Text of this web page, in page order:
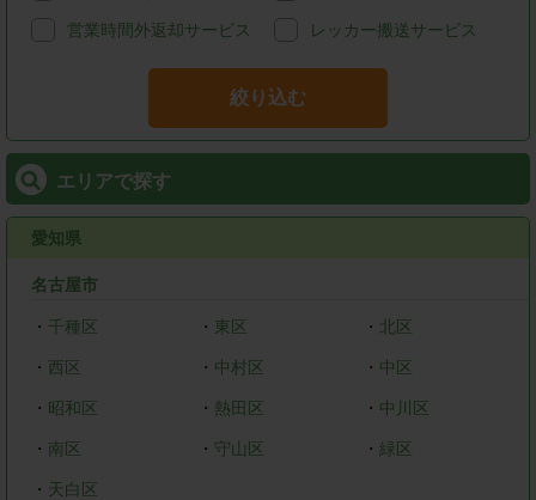
営業時間外返却サービス レッカー搬送サービス
絞り込む
エリアで探す
愛知県
名古屋市
・ 千種区 ・ 東区 ・ 北区
・ 西区 ・ 中村区 ・ 中区
・ 昭和区 ・ 熱田区 ・ 中川区
・ 南区 ・ 守山区 ・ 緑区
・ 天白区